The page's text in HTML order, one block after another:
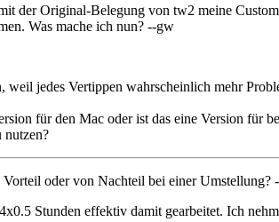
der Original-Belegung von tw2 meine
Was mache ich nun? --gw
jedes Vertippen wahrscheinlich mehr
für den Mac oder ist das eine Version für
nutzen?
oder von Nachteil bei einer Umstellung?
Stunden effektiv damit gearbeitet. Ich